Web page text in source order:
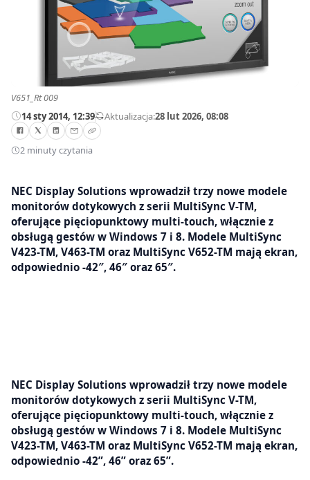
V651_Rt 009
14 sty 2014, 12:39—Aktualizacja:28 lut 2026, 08:08
2 minuty czytania
NEC Display Solutions wprowadził trzy nowe modele
monitorów dotykowych z serii MultiSync V-TM,
oferujące pięciopunktowy multi-touch, włącznie z
obsługą gestów w Windows 7 i 8. Modele MultiSync
V423-TM, V463-TM oraz MultiSync V652-TM mają ekran,
odpowiednio -42″, 46″ oraz 65″.
NEC Display Solutions wprowadził trzy nowe modele
monitorów dotykowych z serii MultiSync V-TM,
oferujące pięciopunktowy multi-touch, włącznie z
obsługą gestów w Windows 7 i 8. Modele MultiSync
V423-TM, V463-TM oraz MultiSync V652-TM mają ekran,
odpowiednio -42”, 46” oraz 65”.